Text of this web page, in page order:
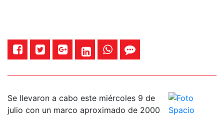
Se llevaron a cabo este miércoles 9 de
julio con un marco aproximado de 2000